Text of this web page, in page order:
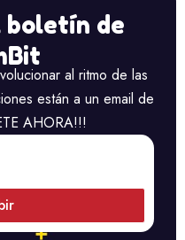
boletín de
al ritmo de las
están a un email de
AHORA!!!